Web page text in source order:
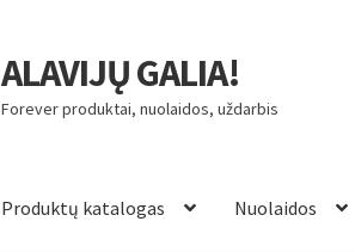
Pereiti
prie
meniu
Pereiti
prie
turinio
ALAVIJŲ GALIA!
Forever produktai, nuolaidos, uždarbis
Produktų katalogas Nuolaidos